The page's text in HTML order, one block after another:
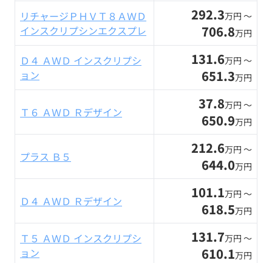
リチャージＰＨＶＴ８ＡＷＤ
インスクリプシンエクスプレ
292.3万円 〜
706.8万円
Ｄ４ ＡＷＤ インスクリプシ
ョン
131.6万円 〜
651.3万円
Ｔ６ ＡＷＤ Ｒデザイン 37.8万円 〜
650.9万円
プラス Ｂ５ 212.6万円 〜
644.0万円
Ｄ４ ＡＷＤ Ｒデザイン 101.1万円 〜
618.5万円
Ｔ５ ＡＷＤ インスクリプシ
ョン
131.7万円 〜
610.1万円